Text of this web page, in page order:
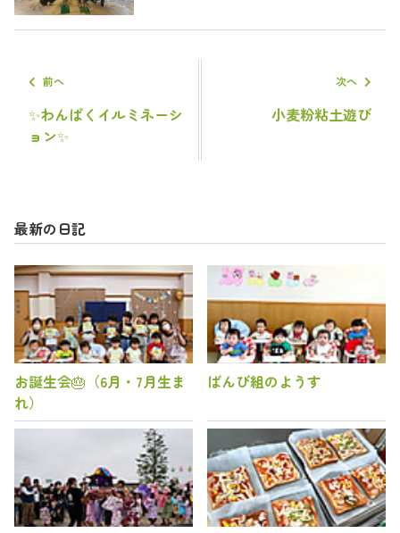
前へ
✨わんぱくイルミネーシ
ョン✨
次へ
小麦粉粘土遊び
最新の日記
お誕生会🎂（6月・7月生ま
れ）
ばんび組のようす